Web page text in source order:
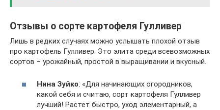
Отзывы о сорте картофеля Гулливер
Лишь в редких случаях можно услышать плохой отзыв
про картофель Гулливер. Это элита среди всевозможных
сортов – урожайный, простой в выращивании и вкусный.
Нина Зуйко: «Для начинающих огородников,
какой себя и считаю, сорт картофеля Гулливер
лучший! Растет быстро, уход элементарный, а